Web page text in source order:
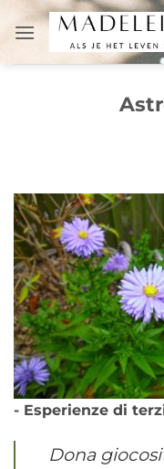
contenuti
- Esperienze di
Dona